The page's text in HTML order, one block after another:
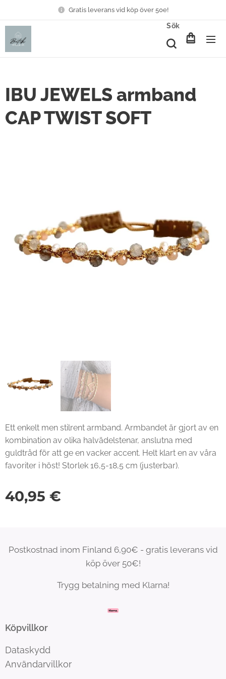
Gratis leverans vid köp över 50e!
Sök
IBU JEWELS armband
CAP TWIST SOFT
Ett enkelt men stilrent armband. Armbandet är gjort av en
kombination av olika halvädelstenar, anslutna med
guldtråd för att ge en vacker accent. Helt klart en av våra
favoriter i höst! Storlek 16,5-18,5 cm (justerbar).
40,95 €
Postkostnad inom Finland 6,90€ - gratis leverans vid
köp över 50€!
Trygg betalning med Klarna!
Köpvillkor
Dataskydd
Användarvillkor